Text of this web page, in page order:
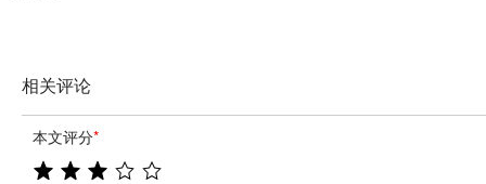
相关评论
本文评分*